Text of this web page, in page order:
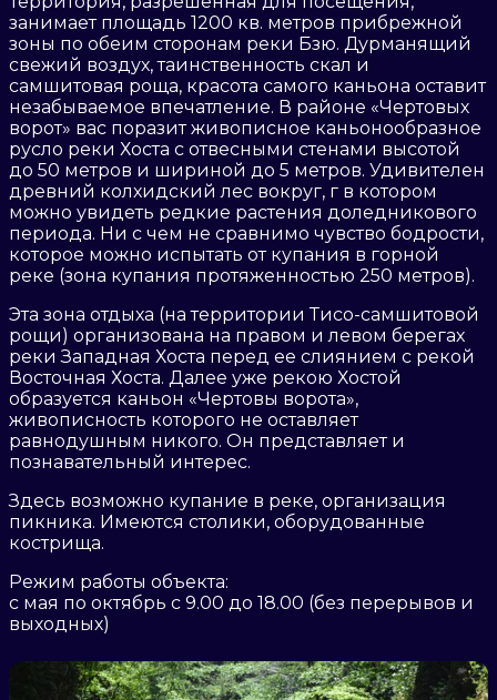
занимает площадь 1200 кв. метров прибрежной
зоны по обеим сторонам реки Бзю. Дурманящий
свежий воздух, таинственность скал и
самшитовая роща, красота самого каньона оставит
незабываемое впечатление. В районе «Чертовых
ворот» вас поразит живописное каньонообразное
русло реки Хоста с отвесными стенами высотой
до 50 метров и шириной до 5 метров. Удивителен
древний колхидский лес вокруг, г в котором
можно увидеть редкие растения доледникового
периода. Ни с чем не сравнимо чувство бодрости,
которое можно испытать от купания в горной
реке (зона купания протяженностью 250 метров).
Эта зона отдыха (на территории Тисо-самшитовой
рощи) организована на правом и левом берегах
реки Западная Хоста перед ее слиянием с рекой
Восточная Хоста. Далее уже рекою Хостой
образуется каньон «Чертовы ворота»,
живописность которого не оставляет
равнодушным никого. Он представляет и
познавательный интерес.
Здесь возможно купание в реке, организация
пикника. Имеются столики, оборудованные
кострища.
Режим работы объекта:
с мая по октябрь с 9.00 до 18.00 (без перерывов и
выходных)